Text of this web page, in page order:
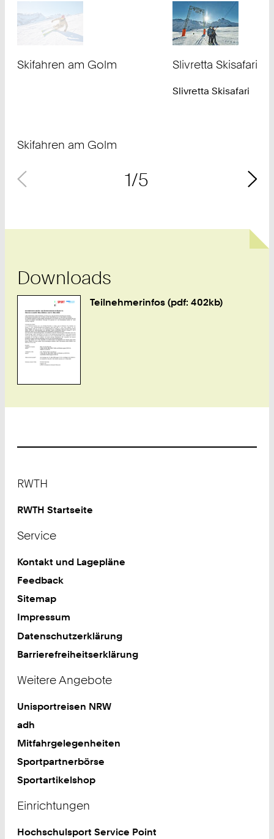
Skifahren am Golm
Stefan Kothner - Montafon Tourismus
Slivretta Skisafari
Slivretta Skisafari
Skifahren am Golm
1/5
Downloads
Teilnehmerinfos (pdf: 402kb)
RWTH
RWTH Startseite
Service
Kontakt und Lagepläne
Feedback
Sitemap
Impressum
Datenschutzerklärung
Barrierefreiheitserklärung
Weitere Angebote
Unisportreisen NRW
adh
Mitfahrgelegenheiten
Sportpartnerbörse
Sportartikelshop
Einrichtungen
Hochschulsport Service Point